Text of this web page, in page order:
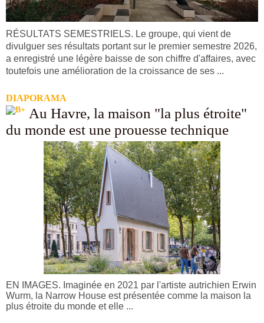
RÉSULTATS SEMESTRIELS. Le groupe, qui vient de
divulguer ses résultats portant sur le premier semestre 2026,
a enregistré une légère baisse de son chiffre d'affaires, avec
toutefois une amélioration de la croissance de ses ...
DIAPORAMA
Au Havre, la maison "la plus étroite"
du monde est une prouesse technique
EN IMAGES. Imaginée en 2021 par l'artiste autrichien Erwin
Wurm, la Narrow House est présentée comme la maison la
plus étroite du monde et elle ...